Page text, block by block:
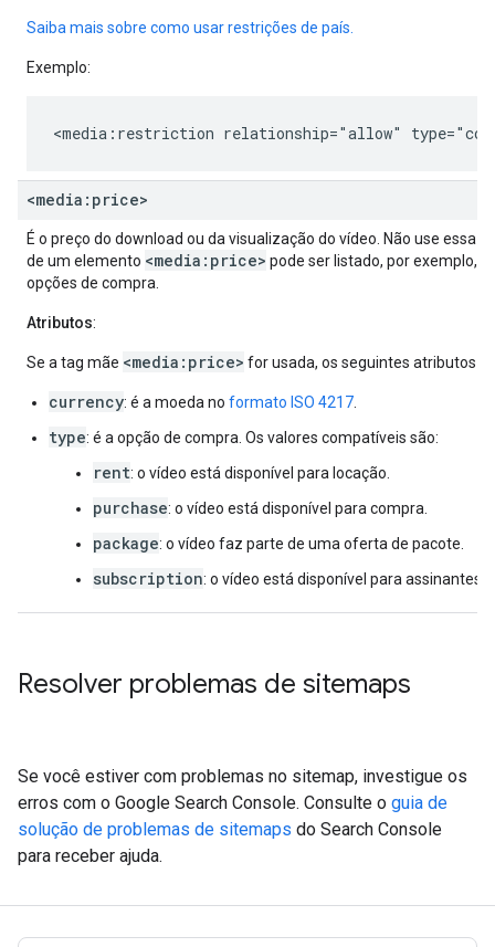
Saiba mais sobre como usar restrições de país.
Exemplo:
<media:restriction relationship="allow"
<media:price>
É o preço do download ou da visualização do vídeo. Não use essa
de um elemento <media:price> pode ser listado, por exemplo,
opções de compra.
Atributos:
Se a tag mãe <media:price> for usada, os seguintes atributos
currency: é a moeda no formato ISO 4217
type: é a opção de compra. Os valores compatíveis são:
rent: o vídeo está disponível para locação.
purchase: o vídeo está disponível para compra.
package: o vídeo faz parte de uma oferta de pacote.
subscription: o vídeo está disponível para assinantes.
Resolver problemas de sitemaps
Se você estiver com problemas no sitemap, investigue os
erros com o Google Search Console. Consulte o guia de
solução de problemas de sitemaps do Search Console
para receber ajuda.